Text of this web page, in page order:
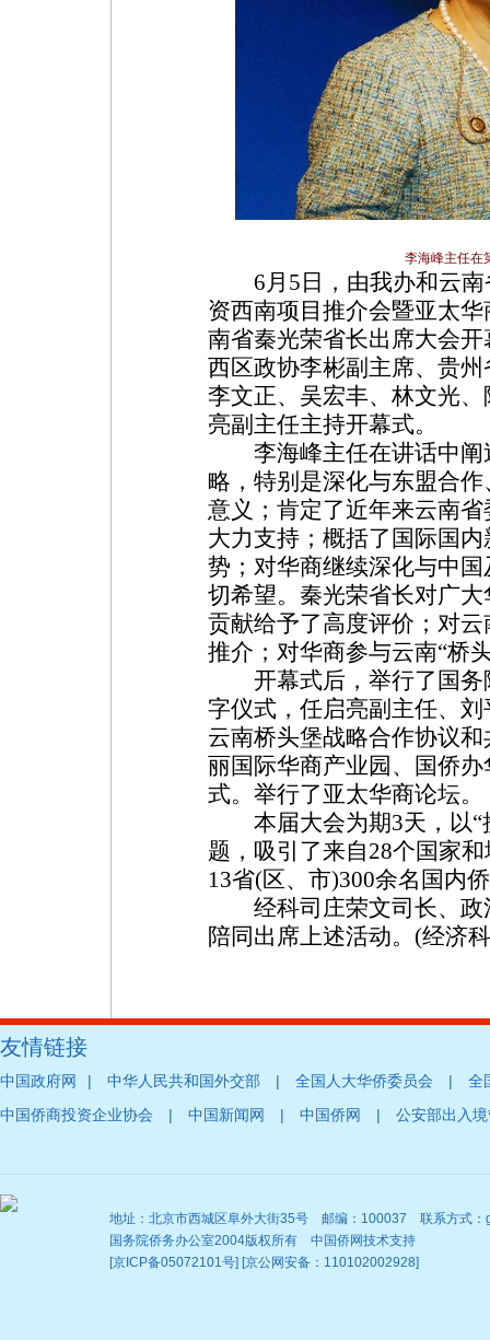
李海峰主任在
6月5日，由我办和云南
资西南项目推介会暨亚太
南省秦光荣省长出席大会
西区政协李彬副主席、贵
李文正、吴宏丰、林文光
亮副主任主持开幕式。
李海峰主任在讲话中阐
略，特别是深化与东盟合
意义；肯定了近年来云南
大力支持；概括了国际国
势；对华商继续深化与中
切希望。秦光荣省长对广
贡献给予了高度评价；对
推介；对华商参与云南“桥
开幕式后，举行了国务
字仪式，任启亮副主任、
云南桥头堡战略合作协议
丽国际华商产业园、国侨
式。举行了亚太华商论坛。
本届大会为期3天，以“
题，吸引了来自28个国家
13省(区、市)300余名国内
经科司庄荣文司长、政
陪同出席上述活动。(经济
友情链接
中国政府网 | 中华人民共和国外交部 | 全国人大华侨委员会 | 全
中国侨商投资企业协会 | 中国新闻网 | 中国侨网 | 公安部出入
地址：北京市西城区阜外大街35号 邮编：100037 联系方式：
国务院侨务办公室2004版权所有 中国侨网技术支持
[京ICP备05072101号] [京公网安备：110102002928]